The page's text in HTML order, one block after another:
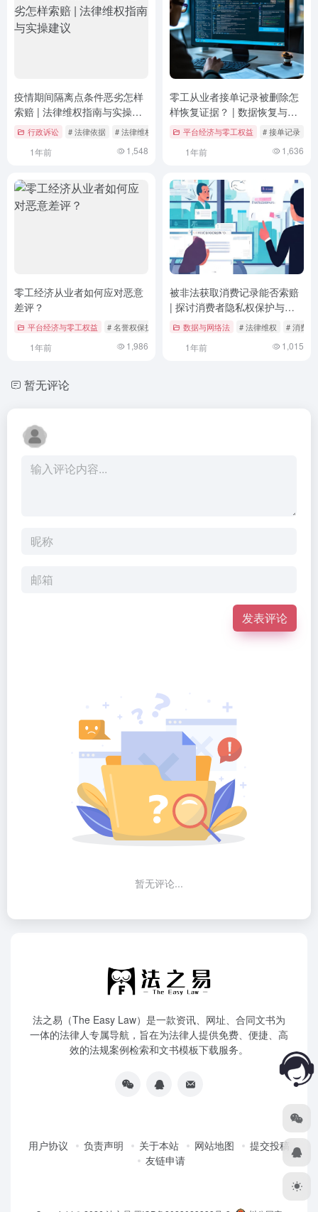
疫情期间隔离点条件恶劣怎样
索赔 | 法律维权指南与实操建
议 行政诉讼 # 法律依据 # 法律维权 # 疫情防控
1年前 1,548
零工从业者接单记录被删除怎
样恢复证据？ | 数据恢复与法
律维权的全面指南
平台经济与零工权益 # 接单记录
1年前 1,636
零工经济从业者如何应对恶意
差评？
平台经济与零工权益 # 名誉权保护 # 平台责任 # 恶意差评
1年前 1,986
被非法获取消费记录能否索赔
| 探讨消费者隐私权保护与法
律救济途径
数据与网络法 # 法律维权 # 消费者
1年前 1,015
暂无评论
发表评论
暂无评论...
法之易（The Easy Law）是一款资讯、网址、合同文书为
一体的法律人专属导航，旨在为法律人提供免费、便捷、高
效的法规案例检索和文书模板下载服务。
用户协议 负责声明 关于本站 网站地图
提交投稿
友链申请